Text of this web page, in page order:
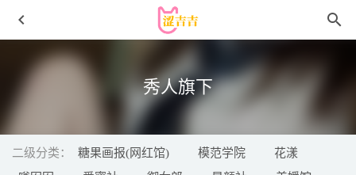
秀人旗下
二级分类： 糖果画报(网红馆) 模范学院
花漾